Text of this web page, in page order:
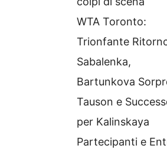
WTA Toronto:
Trionfante
Sabalenka,
Bartunkova
Tauson e
per Kalinskaya
Partecipanti e